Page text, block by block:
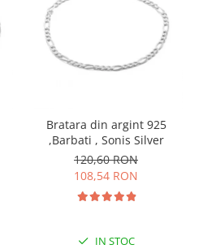
Bratara din argint 925
,Barbati , Sonis Silver
120,60 RON
108,54 RON
IN STOC